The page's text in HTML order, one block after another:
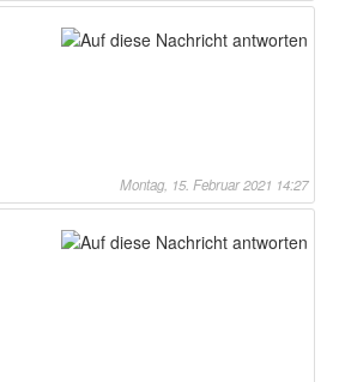
Montag, 15. Februar 2021 14:27